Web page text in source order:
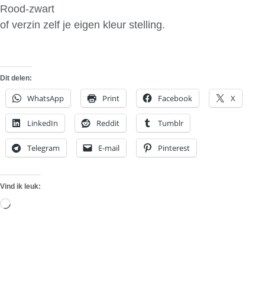
Rood-zwart
of verzin zelf je eigen kleur stelling.
Dit delen:
WhatsApp Print Facebook X
LinkedIn Reddit Tumblr
Telegram E-mail Pinterest
Vind ik leuk:
Aan